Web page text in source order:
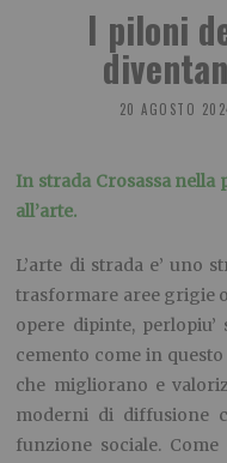
I piloni
20 AGOSTO
In strada Crosassa
all’arte.
L’arte di strada e’ uno
trasformare aree grigie
opere dipinte,
cemento come in
che migliorano e
moderni di diffusione
funzione sociale.